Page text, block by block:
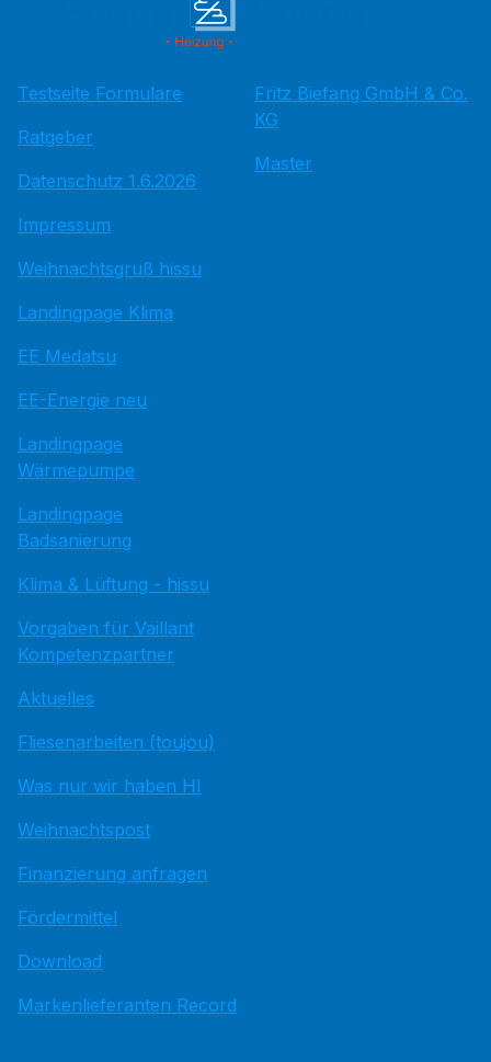
Testseite Formulare
Ratgeber
Datenschutz 1.6.2026
Impressum
Weihnachtsgruß hissu
Landingpage Klima
EE Medatsu
EE-Energie neu
Landingpage
Wärmepumpe
Landingpage
Badsanierung
Klima & Lüftung - hissu
Vorgaben für Vaillant
Kompetenzpartner
Aktuelles
Fliesenarbeiten (toujou)
Was nur wir haben HI
Weihnachtspost
Finanzierung anfragen
Fördermittel
Download
Markenlieferanten Record
Fritz Bie­fang GmbH & Co.
KG
Master